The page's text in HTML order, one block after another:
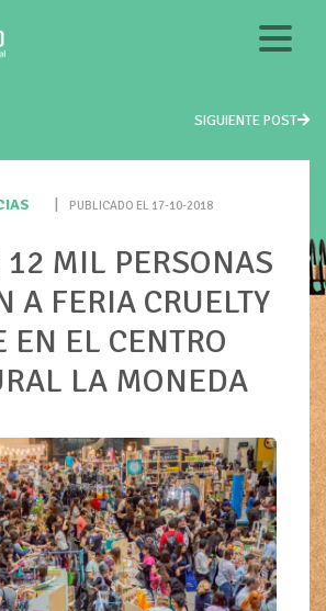
SIGUIENTE POST
PUBLICADO EL 17-10-2018
12 MIL PERSONAS
A FERIA CRUELTY
EN EL CENTRO
LA MONEDA